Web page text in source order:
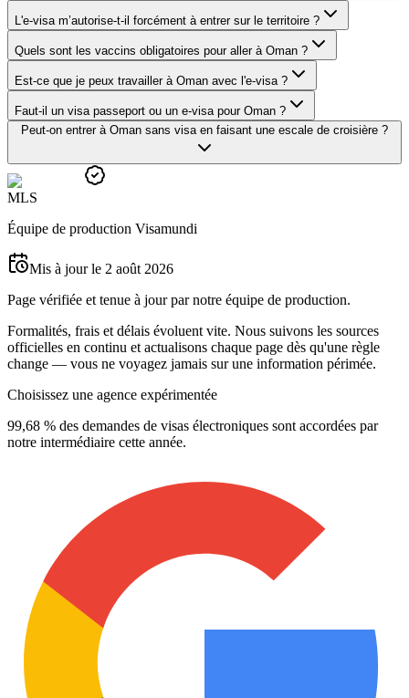
L'e-visa m’autorise-t-il forcément à entrer sur le territoire ?
Quels sont les vaccins obligatoires pour aller à Oman ?
Est-ce que je peux travailler à Oman avec l'e-visa ?
Faut-il un visa passeport ou un e-visa pour Oman ?
Peut-on entrer à Oman sans visa en faisant une escale de croisière ?
MLS
Équipe de production Visamundi
Mis à jour le 2 août 2026
Page vérifiée et tenue à jour par notre équipe de production.
Formalités, frais et délais évoluent vite. Nous suivons les sources
officielles en continu et actualisons chaque page dès qu'une règle
change — vous ne voyagez jamais sur une information périmée.
Choisissez une agence expérimentée
99,68 % des demandes de visas électroniques sont accordées par
notre intermédiaire cette année.